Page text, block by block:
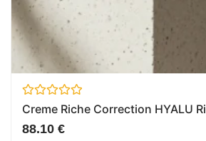
Avaliação
0
de
Creme Riche Correction HYALU
88.10 €